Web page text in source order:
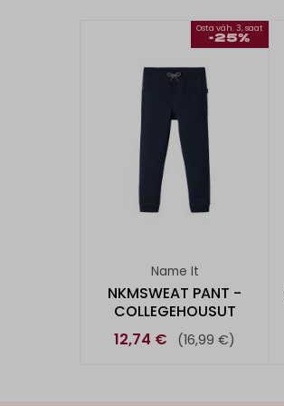
Osta väh. 3, saat
-25%
Name It
NKMSWEAT PANT -
COLLEGEHOUSUT
12,74 €
(16,99 €)